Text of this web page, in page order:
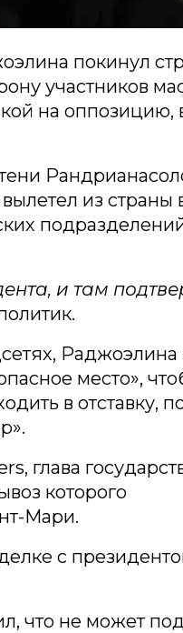
покинул
участников
на оппозицию,
из страны
и там
Раджоэлина
место»,
в отставку,
глава
которого
Мари.
с
что не может